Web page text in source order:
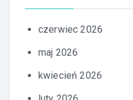
czerwiec 2026
maj 2026
kwiecień 2026